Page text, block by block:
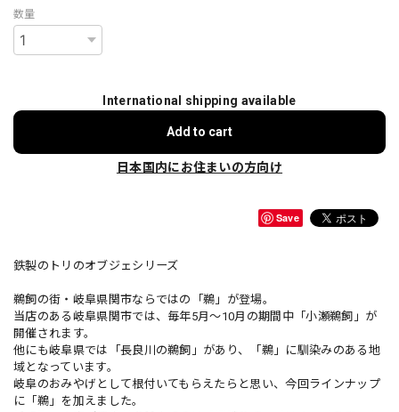
数量
International shipping available
Add to cart
日本国内にお住まいの方向け
Save
鉄製のトリのオブジェシリーズ
鵜飼の街・岐阜県関市ならではの「鵜」が登場。
当店のある岐阜県関市では、毎年5月～10月の期間中「小瀬鵜飼」が
開催されます。
他にも岐阜県では「長良川の鵜飼」があり、「鵜」に馴染みのある地
域となっています。
岐阜のおみやげとして根付いてもらえたらと思い、今回ラインナップ
に「鵜」を加えました。